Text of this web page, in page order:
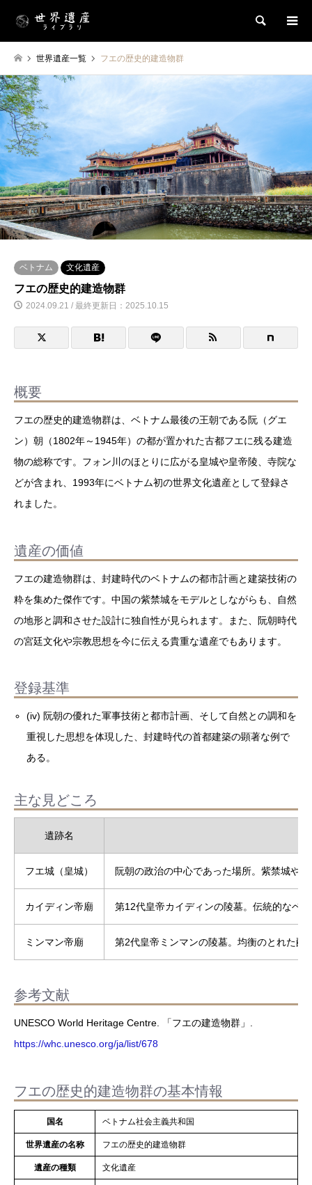
検索
世界遺産一覧 フエの歴史的建造物群
ベトナム 文化遺産
フエの歴史的建造物群
2024.09.21 / 最終更新日：2025.10.15
概要
フエの歴史的建造物群は、ベトナム最後の王朝である阮（グエ
ン）朝（1802年～1945年）の都が置かれた古都フエに残る建造
物の総称です。フォン川のほとりに広がる皇城や皇帝陵、寺院な
どが含まれ、1993年にベトナム初の世界文化遺産として登録さ
れました。
遺産の価値
フエの建造物群は、封建時代のベトナムの都市計画と建築技術の
粋を集めた傑作です。中国の紫禁城をモデルとしながらも、自然
の地形と調和させた設計に独自性が見られます。また、阮朝時代
の宮廷文化や宗教思想を今に伝える貴重な遺産でもあります。
登録基準
(iv) 阮朝の優れた軍事技術と都市計画、そして自然との調和を
重視した思想を体現した、封建時代の首都建築の顕著な例で
ある。
主な見どころ
遺跡名
フエ城（皇城） 阮朝の政治の中心であった場所。紫禁城や
カイディン帝廟 第12代皇帝カイディンの陵墓。伝統的なベ
ミンマン帝廟 第2代皇帝ミンマンの陵墓。均衡のとれた配
参考文献
UNESCO World Heritage Centre. 「フエの建造物群」.
https://whc.unesco.org/ja/list/678
フエの歴史的建造物群の基本情報
国名 ベトナム社会主義共和国
世界遺産の名称 フエの歴史的建造物群
遺産の種類 文化遺産